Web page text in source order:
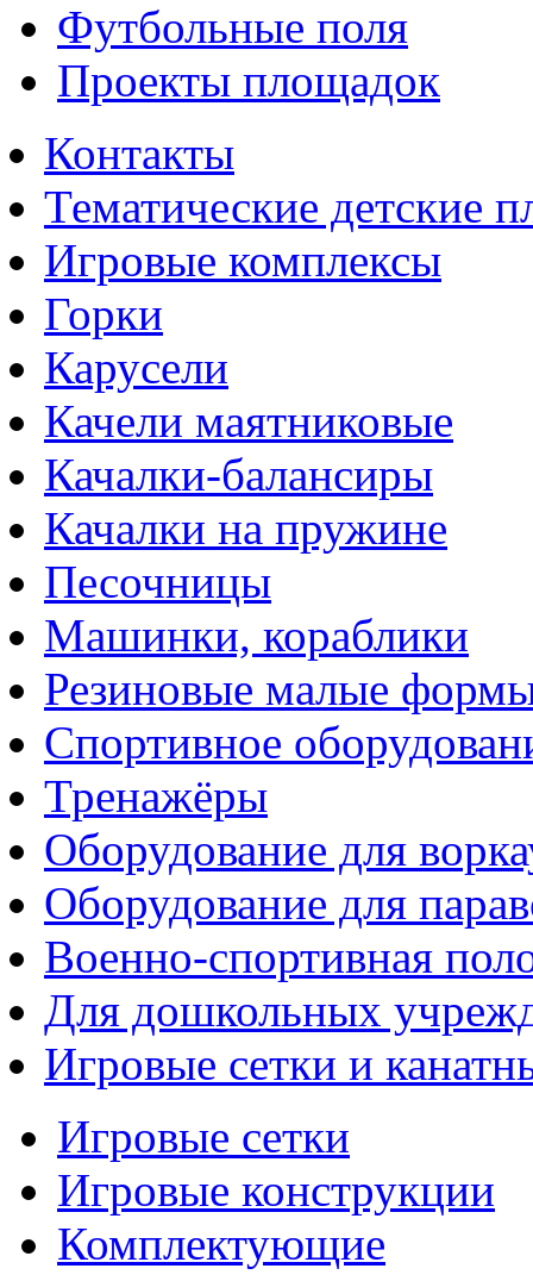
Футбольные поля
Проекты площадок
Контакты
Тематические детские
Игровые комплексы
Горки
Карусели
Качели маятниковые
Качалки-балансиры
Качалки на пружине
Песочницы
Машинки, кораблики
Резиновые малые
Спортивное
Тренажёры
Оборудование для
Оборудование для
Военно-спортивная
Для дошкольных
Игровые сетки и
Игровые сетки
Игровые конструкции
Комплектующие